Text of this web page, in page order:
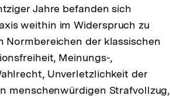
Jahre befanden sich
weithin im Widerspruch zu
der klassischen
Meinungs-,
Unverletzlichkeit der
menschenwürdigen Strafvollzug,